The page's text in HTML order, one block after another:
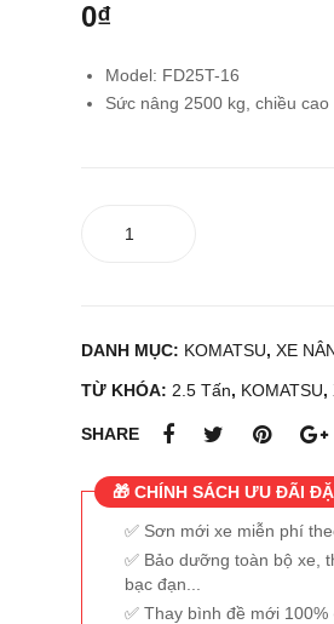
0₫
Model: FD25T-16
Sức nâng 2500 kg, chiều
16
số
DANH MỤC: KOMATSU, XE
TỪ KHÓA: 2.5 Tấn, KOMATSU,
SHARE
🎁 CHÍNH SÁCH ƯU ĐÃI
Sơn mới xe miễn phí
Bảo dưỡng toàn bộ xe,
bạc đạn...
Thay bình đề mới